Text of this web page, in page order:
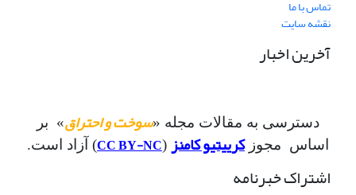
تماس با ما
نقشه سایت
آخرین اخبار
دسترسی به مقالات مجله «سوخت و احتراق» بر
اساس مجوزکرییتیو کامنز (
CC BY-NC) آزاد است.
اشتراک خبرنامه